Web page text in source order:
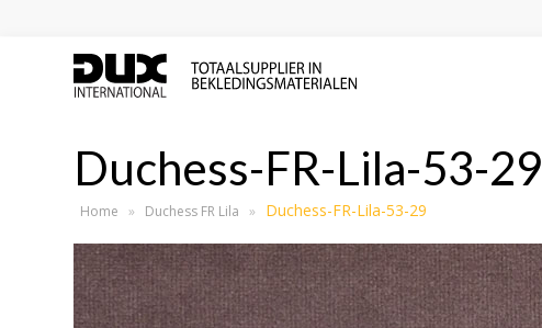
Duchess-FR-Lila-53-29
Home » Duchess FR Lila » Duchess-FR-Lila-53-29